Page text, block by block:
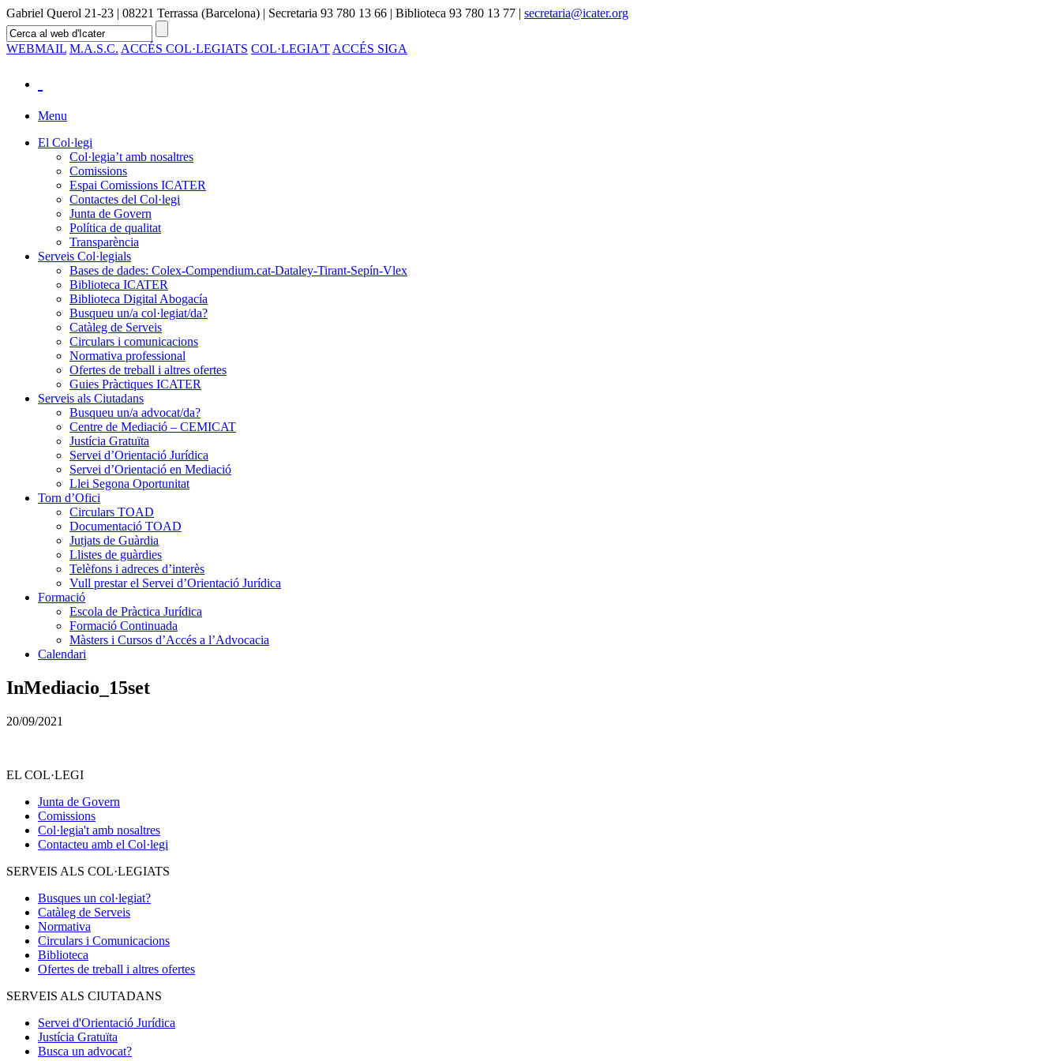
Gabriel Querol 21-23 | 08221 Terrassa (Barcelona) | Secretaria 93 780 13 66 | Biblioteca 93 780 13 77 | secretaria@icater.org
WEBMAIL M.A.S.C. ACCÉS COL·LEGIATS COL·LEGIA'T ACCÉS SIGA
Menu
El Col·legi
Col·legia’t amb nosaltres
Comissions
Espai Comissions ICATER
Contactes del Col·legi
Junta de Govern
Política de qualitat
Transparència
Serveis Col·legials
Bases de dades: Colex-Compendium.cat-Dataley-Tirant-Sepín-Vlex
Biblioteca ICATER
Biblioteca Digital Abogacía
Busqueu un/a col·legiat/da?
Catàleg de Serveis
Circulars i comunicacions
Normativa professional
Ofertes de treball i altres ofertes
Guies Pràctiques ICATER
Serveis als Ciutadans
Busqueu un/a advocat/da?
Centre de Mediació – CEMICAT
Justícia Gratuïta
Servei d’Orientació Jurídica
Servei d’Orientació en Mediació
Llei Segona Oportunitat
Torn d’Ofici
Circulars TOAD
Documentació TOAD
Jutjats de Guàrdia
Llistes de guàrdies
Telèfons i adreces d’interès
Vull prestar el Servei d’Orientació Jurídica
Formació
Escola de Pràctica Jurídica
Formació Continuada
Màsters i Cursos d’Accés a l’Advocacia
Calendari
InMediacio_15set
20/09/2021
EL COL·LEGI
Junta de Govern
Comissions
Col·legia't amb nosaltres
Contacteu amb el Col·legi
SERVEIS ALS COL·LEGIATS
Busques un col·legiat?
Catàleg de Serveis
Normativa
Circulars i Comunicacions
Biblioteca
Ofertes de treball i altres ofertes
SERVEIS ALS CIUTADANS
Servei d'Orientació Jurídica
Justícia Gratuïta
Busca un advocat?